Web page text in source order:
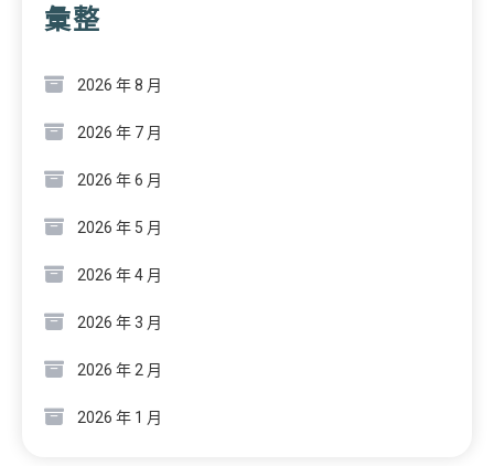
彙整
2026 年 8 月
2026 年 7 月
2026 年 6 月
2026 年 5 月
2026 年 4 月
2026 年 3 月
2026 年 2 月
2026 年 1 月